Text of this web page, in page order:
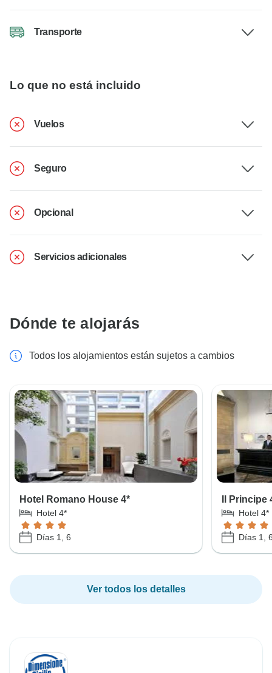
Transporte
Lo que no está incluido
Vuelos
Seguro
Opcional
Servicios adicionales
Dónde te alojarás
Todos los alojamientos están sujetos a cambios
Hotel Romano House 4*
Hotel 4*
Días 1, 6
Il Principe
Hotel 4*
Días 1,
Ver todos los detalles